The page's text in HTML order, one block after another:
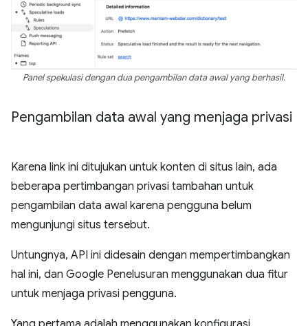
Panel spekulasi dengan dua pengambilan data awal yang berhasil.
Pengambilan data awal yang menjaga privasi
Karena link ini ditujukan untuk konten di situs lain, ada
beberapa pertimbangan privasi tambahan untuk
pengambilan data awal karena pengguna belum
mengunjungi situs tersebut.
Untungnya, API ini didesain dengan mempertimbangkan
hal ini, dan Google Penelusuran menggunakan dua fitur
untuk menjaga privasi pengguna.